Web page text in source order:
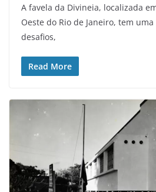
A favela da Divineia, localizada
Oeste do Rio de Janeiro, tem
desafios,
Read More